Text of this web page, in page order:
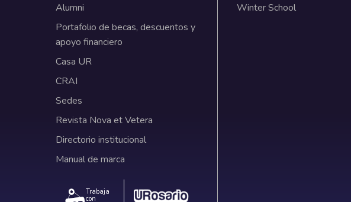
Alumni
Portafolio de becas, descuentos y
apoyo financiero
Casa UR
CRAI
Sedes
Revista Nova et Vetera
Directorio institucional
Manual de marca
Trabaja
con
Winter School